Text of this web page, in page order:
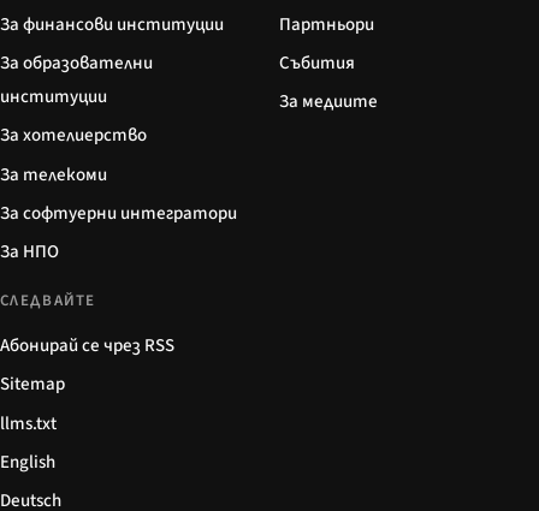
За финансови институции
За образователни
институции
За хотелиерство
За телекоми
За софтуерни интегратори
За НПО
Партньори
Събития
За медиите
СЛЕДВАЙТЕ
Абонирай се чрез RSS
Sitemap
llms.txt
English
Deutsch